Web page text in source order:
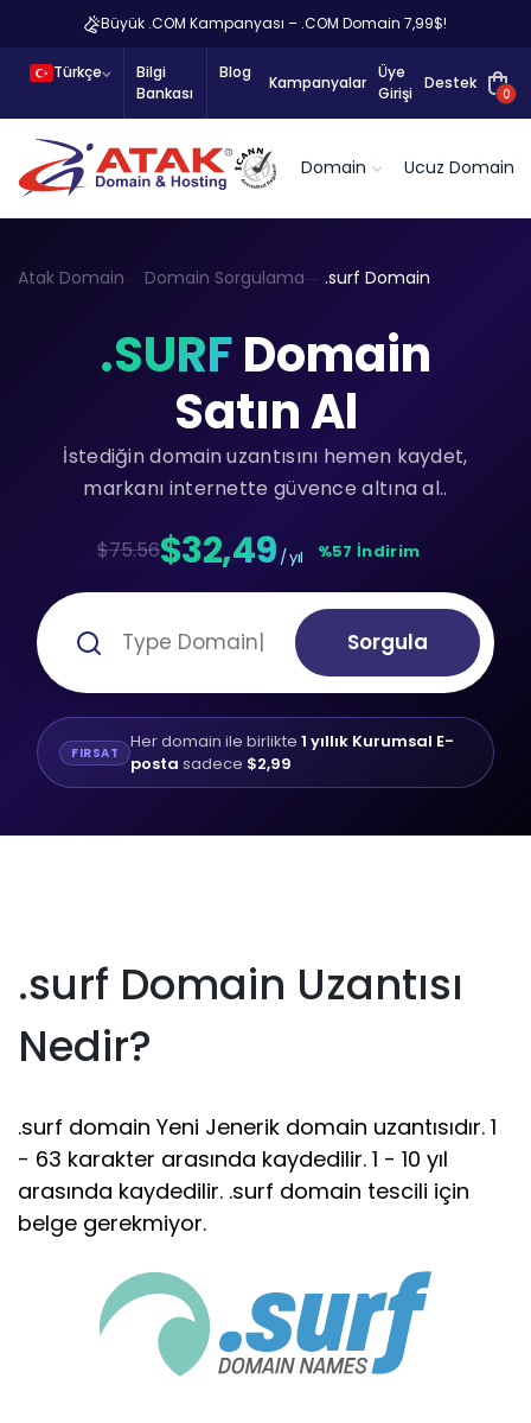
Büyük .COM Kampanyası – .COM Domain 7,99$!
Türkçe
Bilgi
Bankası
Blog
Kampanyalar
Üye
Girişi
Destek
0
Domain Ucuz Domain
Atak Domain Domain Sorgulama .surf Domain
.SURFDomain
Satın Al
İstediğin domain uzantısını hemen kaydet,
markanı internette güvence altına al..
$75.56$32,49 / yıl %57 İndirim
Sorgula
FIRSAT Her domain ile birlikte 1 yıllık Kurumsal E-
posta sadece $2,99
.surf Domain Uzantısı
Nedir?
.surf domain Yeni Jenerik domain uzantısıdır. 1
- 63 karakter arasında kaydedilir. 1 - 10 yıl
arasında kaydedilir. .surf domain tescili için
belge gerekmiyor.